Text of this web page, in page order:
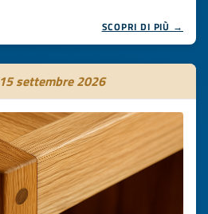
SCOPRI DI PIÙ →
15 settembre 2026